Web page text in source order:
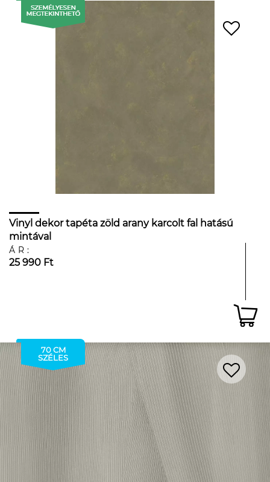
Vinyl dekor tapéta zöld arany karcolt fal hatású
mintával
ÁR:
25 990 Ft
70 CM
SZÉLES